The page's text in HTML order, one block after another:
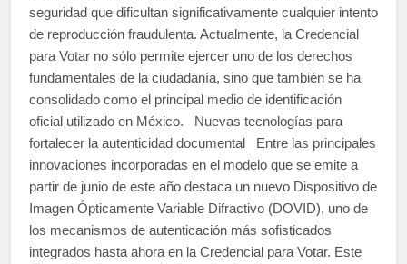
seguridad que dificultan significativamente cualquier intento
de reproducción fraudulenta. Actualmente, la Credencial
para Votar no sólo permite ejercer uno de los derechos
fundamentales de la ciudadanía, sino que también se ha
consolidado como el principal medio de identificación
oficial utilizado en México. Nuevas tecnologías para
fortalecer la autenticidad documental Entre las principales
innovaciones incorporadas en el modelo que se emite a
partir de junio de este año destaca un nuevo Dispositivo de
Imagen Ópticamente Variable Difractivo (DOVID), uno de
los mecanismos de autenticación más sofisticados
integrados hasta ahora en la Credencial para Votar. Este